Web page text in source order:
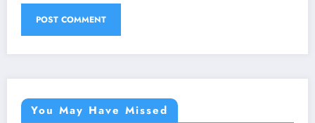
You May Have Missed